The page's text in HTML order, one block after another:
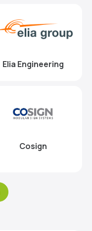
Elia Engineering
Cosign